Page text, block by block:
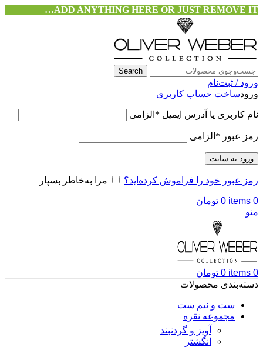
ADD ANYTHING HERE OR JUST REMOVE IT…
Search
ورود / ثبت‌نام
ورودساخت حساب کاربری
نام کاربری یا آدرس ایمیل * الزامی
رمز عبور * الزامی
ورود به سایت
رمز عبور خود را فراموش کرده‌اید؟ مرا به‌خاطر بسپار
0
items
0 تومان
منو
0
items
0 تومان
دسته‌بندی محصولات
ست و نیم ست
مجموعه نقره
آویز و گردنبند
انگشتر